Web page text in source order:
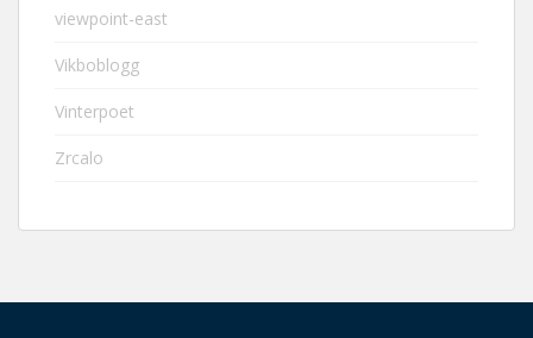
viewpoint-east
Vikboblogg
Vinterpoet
Zrcalo